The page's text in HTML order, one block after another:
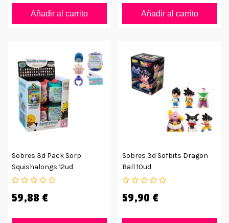
Añadir al carrito Añadir al carrito
Sobres 3d Pack Sorp
Squishalongs 12ud
59,88 €
Sobres 3d Sofbits Dragon
Ball 10ud
59,90 €